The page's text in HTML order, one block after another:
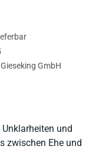
und
zwischen Ehe und
GmbH